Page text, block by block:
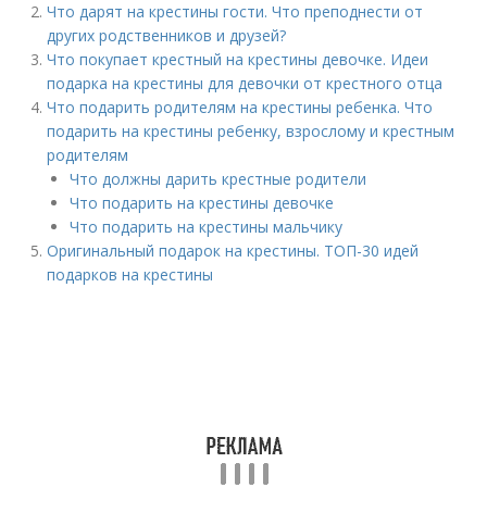
Что дарят на крестины гости. Что преподнести от
других родственников и друзей?
Что покупает крестный на крестины девочке. Идеи
подарка на крестины для девочки от крестного отца
Что подарить родителям на крестины ребенка. Что
подарить на крестины ребенку, взрослому и крестным
родителям
Что должны дарить крестные родители
Что подарить на крестины девочке
Что подарить на крестины мальчику
Оригинальный подарок на крестины. ТОП-30 идей
подарков на крестины